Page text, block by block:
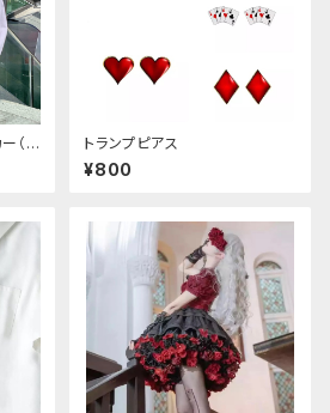
（ブ
ー、
トランプピアス
¥800